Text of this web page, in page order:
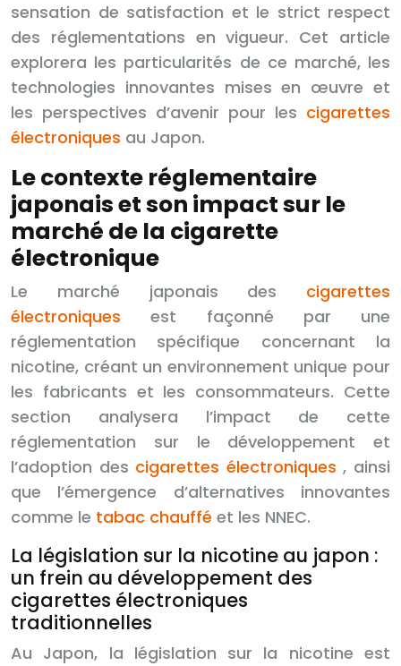
sensation de satisfaction et le strict respect
des réglementations en vigueur. Cet article
explorera les particularités de ce marché, les
technologies innovantes mises en œuvre et
les perspectives d’avenir pour les cigarettes
électroniques au Japon.
Le contexte réglementaire
japonais et son impact sur le
marché de la cigarette
électronique
Le marché japonais des cigarettes
électroniquesest façonné par une
réglementation spécifique concernant la
nicotine, créant un environnement unique pour
les fabricants et les consommateurs. Cette
section analysera l’impact de cette
réglementation sur le développement et
l’adoption des cigarettes électroniques, ainsi
que l’émergence d’alternatives innovantes
comme le tabac chauffé et les NNEC.
La législation sur la nicotine au japon :
un frein au développement des
cigarettes électroniques
traditionnelles
Au Japon, la législation sur la nicotine est